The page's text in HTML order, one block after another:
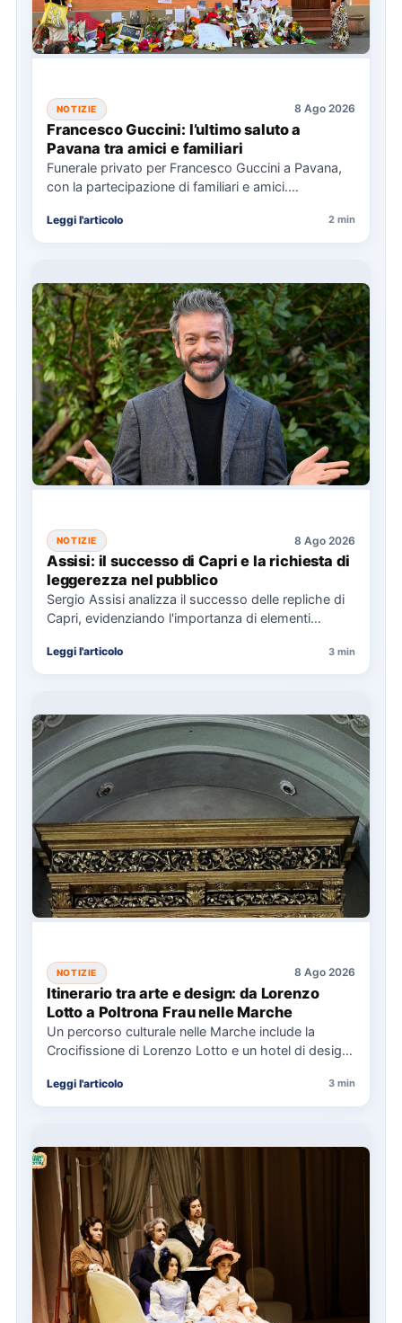
NOTIZIE 8 Ago 2026
Francesco Guccini: l’ultimo saluto a
Pavana tra amici e familiari
Funerale privato per Francesco Guccini a Pavana,
con la partecipazione di familiari e amici.
Leggi l'articolo 2 min
NOTIZIE 8 Ago 2026
Assisi: il successo di Capri e la richiesta di
leggerezza nel pubblico
Sergio Assisi analizza il successo delle repliche di
Capri, evidenziando l'importanza di elementi
Leggi l'articolo 3 min
NOTIZIE 8 Ago 2026
Itinerario tra arte e design: da Lorenzo
Lotto a Poltrona Frau nelle Marche
Un percorso culturale nelle Marche include la
Crocifissione di Lorenzo Lotto e un hotel di design,
Leggi l'articolo 3 min